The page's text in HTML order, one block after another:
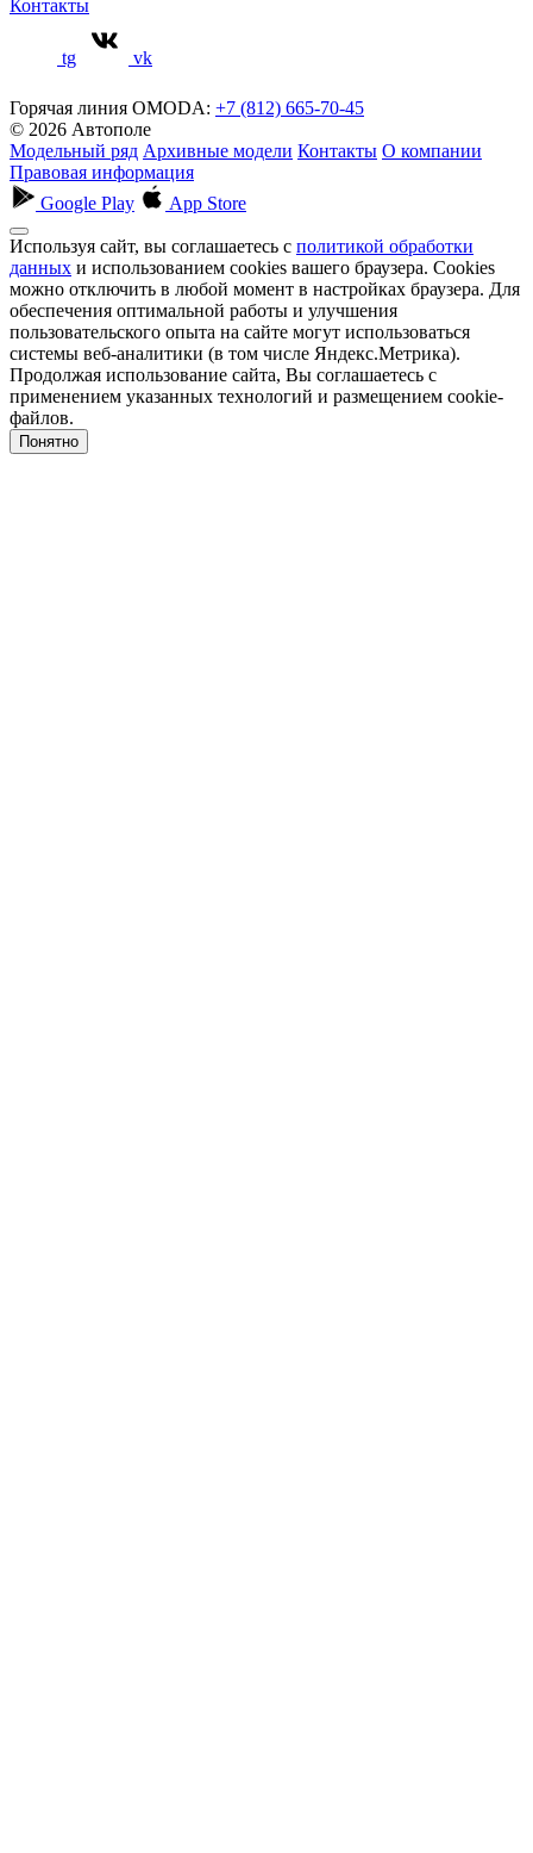
Контакты
tg vk
Горячая линия OMODA: +7 (812) 665-70-45
© 2026 Автополе
Модельный ряд Архивные модели Контакты О компании
Правовая информация
Google Play
App Store
Используя сайт, вы соглашаетесь с политикой обработки
данных и использованием cookies вашего браузера. Cookies
можно отключить в любой момент в настройках браузера. Для
обеспечения оптимальной работы и улучшения
пользовательского опыта на сайте могут использоваться
системы веб-аналитики (в том числе Яндекс.Метрика).
Продолжая использование сайта, Вы соглашаетесь с
применением указанных технологий и размещением cookie-
файлов.
Понятно